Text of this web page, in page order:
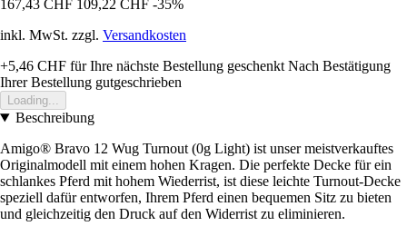
167,43 CHF 109,22 CHF -35%
inkl. MwSt. zzgl. Versandkosten
+5,46 CHF für Ihre nächste Bestellung geschenkt Nach Bestätigung
Ihrer Bestellung gutgeschrieben
Loading...
Beschreibung
Amigo® Bravo 12 Wug Turnout (0g Light) ist unser meistverkauftes
Originalmodell mit einem hohen Kragen. Die perfekte Decke für ein
schlankes Pferd mit hohem Wiederrist, ist diese leichte Turnout-Decke
speziell dafür entworfen, Ihrem Pferd einen bequemen Sitz zu bieten
und gleichzeitig den Druck auf den Widerrist zu eliminieren.